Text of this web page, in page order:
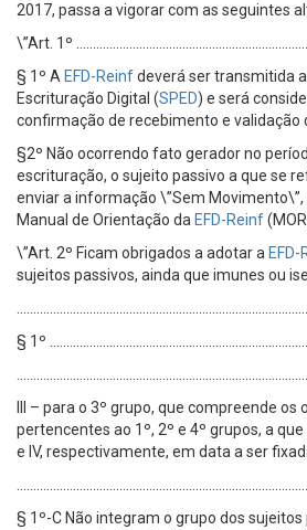
2017, passa a vigorar com as seguintes
\”Art. 1º
§ 1º A EFD-Reinfdeverá ser transmitida
Escrituração Digital (SPED) e será
confirmação de recebimento e validação
§2º Não ocorrendo fato gerador no
escrituração, o sujeito passivo a que se
enviar a informação \”Sem
Manual de Orientação da EFD-Reinf
\”Art. 2º Ficam obrigados a adotar a
sujeitos passivos, ainda que imunes ou
§ 1º
III – para o 3º grupo, que compreende os
pertencentes ao 1º, 2º e 4º grupos, a que
e IV, respectivamente, em data a ser
§ 1º-C Não integram o grupo dos sujeitos